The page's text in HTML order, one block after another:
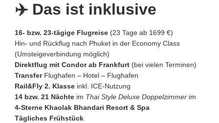
✈️ Das ist inklusive
16‑ bzw. 23‑tägige Flugreise (23 Tage ab 1699 €)
Hin‑ und Rückflug nach Phuket in der Economy Class
(Umsteigeverbindung möglich)
Direktflug mit Condor ab Frankfurt (bei vielen Terminen)
TransferFlughafen – Hotel – Flughafen
Rail&Fly 2. Klasse inkl. ICE-Nutzung
14 bzw. 21 Nächte im Thai Style Deluxe Doppelzimmer im
4‑Sterne Khaolak Bhandari Resort & Spa
Tägliches Frühstück